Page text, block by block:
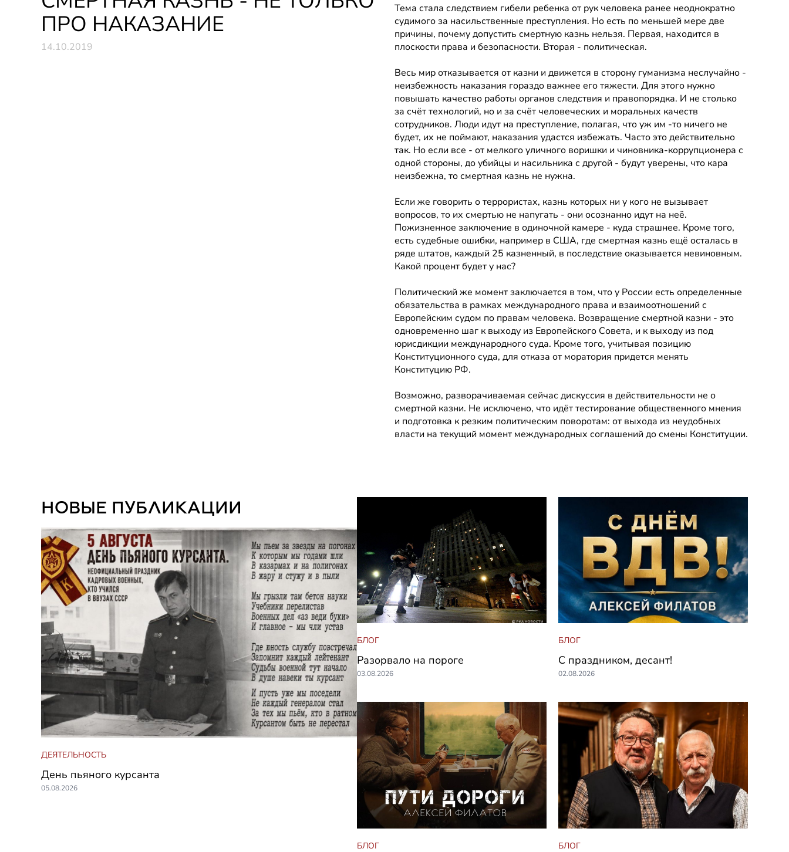
ПРО НАКАЗАНИЕ
14.10.2019
Тема стала следствием гибели ребенка от рук человека ранее неоднократно
судимого за насильственные преступления. Но есть по меньшей мере две
причины, почему допустить смертную казнь нельзя. Первая, находится в
плоскости права и безопасности. Вторая - политическая.
Весь мир отказывается от казни и движется в сторону гуманизма неслучайно -
неизбежность наказания гораздо важнее его тяжести. Для этого нужно
повышать качество работы органов следствия и правопорядка. И не столько
за счёт технологий, но и за счёт человеческих и моральных качеств
сотрудников. Люди идут на преступление, полагая, что уж им -то ничего не
будет, их не поймают, наказания удастся избежать. Часто это действительно
так. Но если все - от мелкого уличного воришки и чиновника-коррупционера с
одной стороны, до убийцы и насильника с другой - будут уверены, что кара
неизбежна, то смертная казнь не нужна.
Если же говорить о террористах, казнь которых ни у кого не вызывает
вопросов, то их смертью не напугать - они осознанно идут на неё.
Пожизненное заключение в одиночной камере - куда страшнее. Кроме того,
есть судебные ошибки, например в США, где смертная казнь ещё осталась в
ряде штатов, каждый 25 казненный, в последствие оказывается невиновным.
Какой процент будет у нас?
Политический же момент заключается в том, что у России есть определенные
обязательства в рамках международного права и взаимоотношений с
Европейским судом по правам человека. Возвращение смертной казни - это
одновременно шаг к выходу из Европейского Совета, и к выходу из под
юрисдикции международного суда. Кроме того, учитывая позицию
Конституционного суда, для отказа от моратория придется менять
Конституцию РФ.
Возможно, разворачиваемая сейчас дискуссия в действительности не о
смертной казни. Не исключено, что идёт тестирование общественного мнения
и подготовка к резким политическим поворотам: от выхода из неудобных
власти на текущий момент международных соглашений до смены Конституции.
НОВЫЕ ПУБЛИКАЦИИ
ДЕЯТЕЛЬНОСТЬ
День пьяного курсанта
05.08.2026
БЛОГ
Разорвало на пороге
03.08.2026
БЛОГ
С праздником, десант!
02.08.2026
БЛОГ БЛОГ